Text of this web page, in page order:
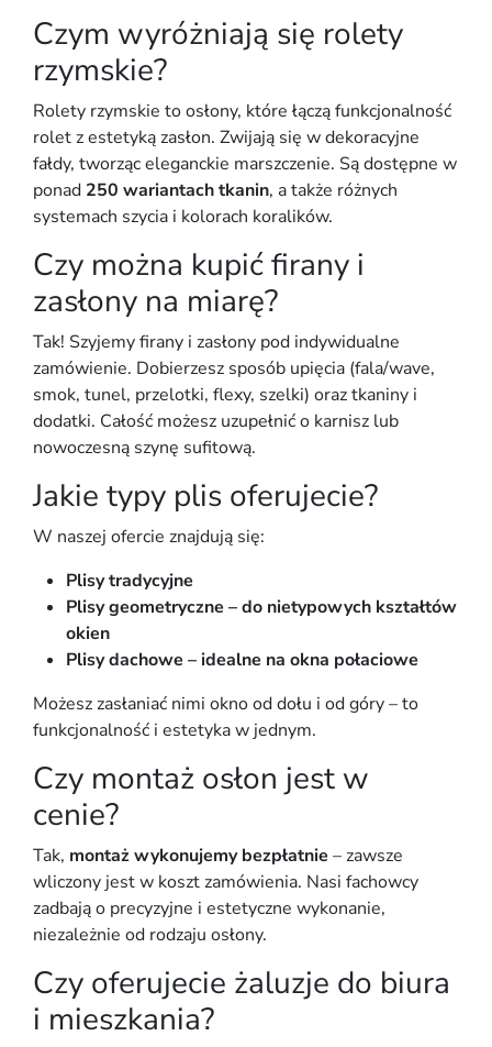
Czym wyróżniają się rolety
rzymskie?
Rolety rzymskie to osłony, które łączą funkcjonalność
rolet z estetyką zasłon. Zwijają się w dekoracyjne
fałdy, tworząc eleganckie marszczenie. Są dostępne w
ponad 250 wariantach tkanin, a także różnych
systemach szycia i kolorach koralików.
Czy można kupić firany i
zasłony na miarę?
Tak! Szyjemy firany i zasłony pod indywidualne
zamówienie. Dobierzesz sposób upięcia (fala/wave,
smok, tunel, przelotki, flexy, szelki) oraz tkaniny i
dodatki. Całość możesz uzupełnić o karnisz lub
nowoczesną szynę sufitową.
Jakie typy plis oferujecie?
W naszej ofercie znajdują się:
Plisy tradycyjne
Plisy geometryczne – do nietypowych kształtów
okien
Plisy dachowe – idealne na okna połaciowe
Możesz zasłaniać nimi okno od dołu i od góry – to
funkcjonalność i estetyka w jednym.
Czy montaż osłon jest w
cenie?
Tak, montaż wykonujemy bezpłatnie – zawsze
wliczony jest w koszt zamówienia. Nasi fachowcy
zadbają o precyzyjne i estetyczne wykonanie,
niezależnie od rodzaju osłony.
Czy oferujecie żaluzje do biura
i mieszkania?